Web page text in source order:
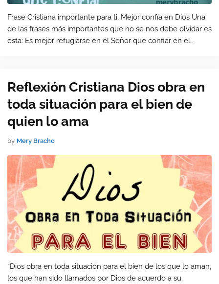
Frase Cristiana importante para ti, Mejor confía en Dios Una
de las frases más importantes que no se nos debe olvidar es
esta: Es mejor refugiarse en el Señor que confiar en el
Reflexión Cristiana Dios obra en
toda situación para el bien de
quien lo ama
by Mery Bracho
“Dios obra en toda situación para el bien de los que lo aman,
los que han sido llamados por Dios de acuerdo a su